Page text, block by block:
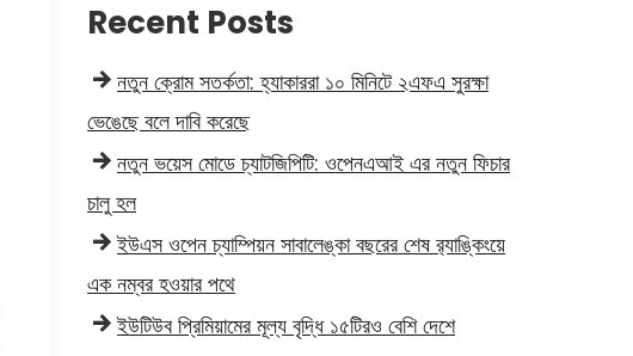
Recent Posts
নতুন ক্রোম সতর্কতা: হ্যাকাররা ১০ মিনিটে ২এফএ সুরক্ষা
ভেঙেছে বলে দাবি করেছে
নতুন ভয়েস মোডে চ্যাটজিপিটি: ওপেনএআই এর নতুন ফিচার
চালু হল
ইউএস ওপেন চ্যাম্পিয়ন সাবালেঙ্কা বছরের শেষ র‍্যাঙ্কিংয়ে
এক নম্বর হওয়ার পথে
ইউটিউব প্রিমিয়ামের মূল্য বৃদ্ধি ১৫টিরও বেশি দেশে